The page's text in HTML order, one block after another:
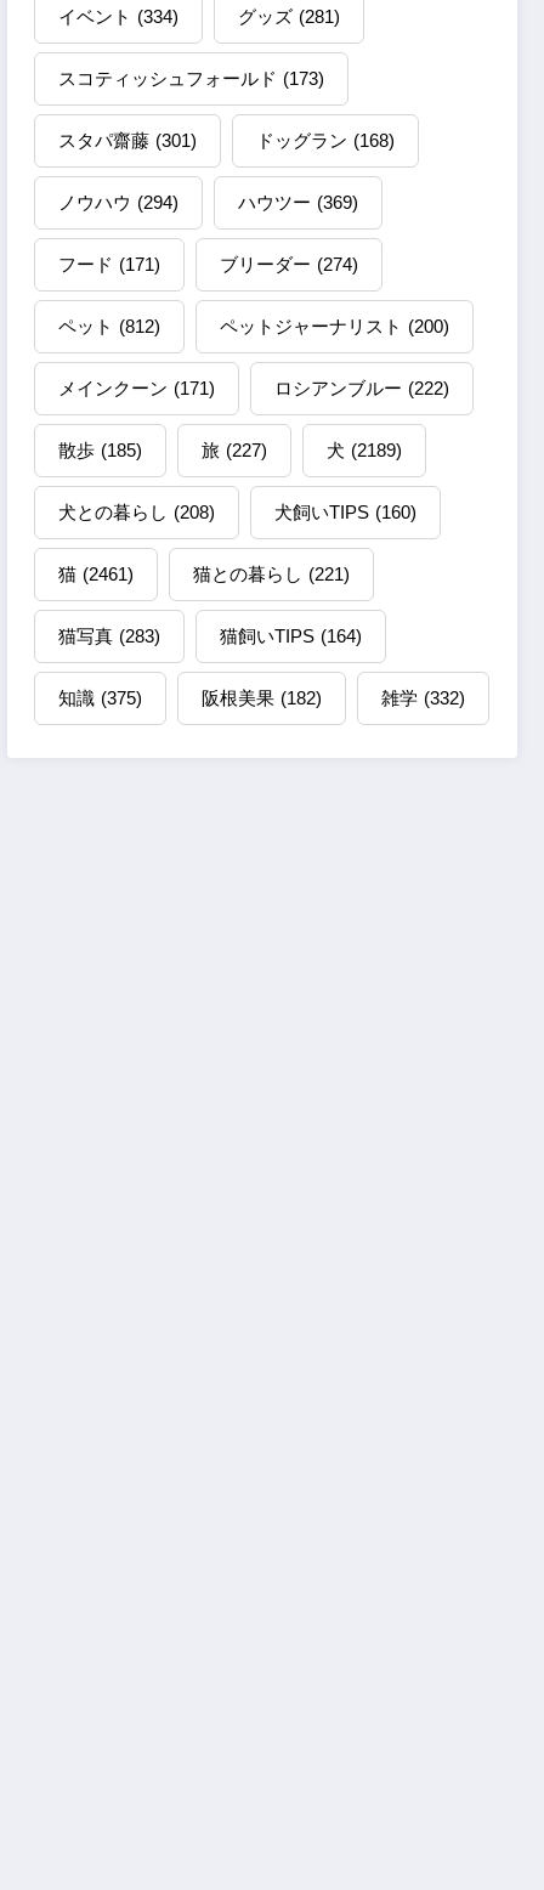
イベント (334) グッズ (281)
スコティッシュフォールド (173)
スタパ齋藤 (301) ドッグラン (168)
ノウハウ (294) ハウツー (369)
フード (171) ブリーダー (274)
ペット (812) ペットジャーナリスト (200)
メインクーン (171) ロシアンブルー (222)
散歩 (185) 旅 (227) 犬 (2189)
犬との暮らし (208) 犬飼いTIPS (160)
猫 (2461) 猫との暮らし (221)
猫写真 (283) 猫飼いTIPS (164)
知識 (375) 阪根美果 (182) 雑学 (332)